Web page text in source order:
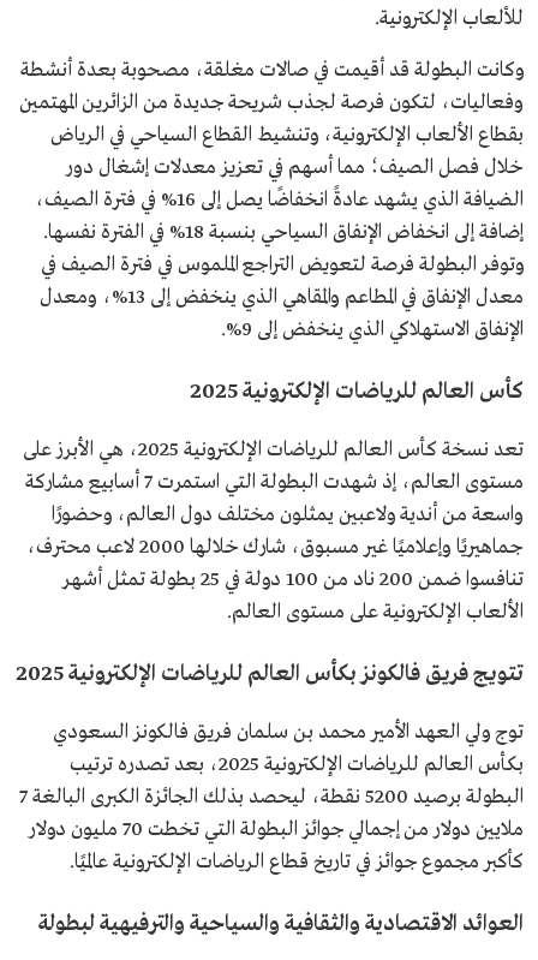
للألعاب الإلكترونية.
وكانت البطولة قد أقيمت في صالات مغلقة، مصحوبة بعدة أنشطة
وفعاليات، لتكون فرصة لجذب شريحة جديدة من الزائرين المهتمين
بقطاع الألعاب الإلكترونية، وتنشيط القطاع السياحي في الرياض
خلال فصل الصيف؛ مما أسهم في تعزيز معدلات إشغال دور
الضيافة الذي يشهد عادةً انخفاضًا يصل إلى 16% في فترة الصيف،
إضافة إلى انخفاض الإنفاق السياحي بنسبة 18% في الفترة نفسها.
وتوفر البطولة فرصة لتعويض التراجع الملموس في فترة الصيف في
معدل الإنفاق في المطاعم والمقاهي الذي ينخفض إلى 13%، ومعدل
الإنفاق الاستهلاكي الذي ينخفض إلى 9%.
كأس العالم للرياضات الإلكترونية 2025
تعد نسخة كأس العالم للرياضات الإلكترونية 2025، هي الأبرز على
مستوى العالم، إذ شهدت البطولة التي استمرت 7 أسابيع مشاركة
واسعة من أندية ولاعبين يمثلون مختلف دول العالم، وحضورًا
جماهيريًا وإعلاميًا غير مسبوق، شارك خلالها 2000 لاعب محترف،
تنافسوا ضمن 200 ناد من 100 دولة في 25 بطولة تمثل أشهر
الألعاب الإلكترونية على مستوى العالم.
تتويج فريق فالكونز بكأس العالم للرياضات الإلكترونية 2025
توج ولي العهد الأمير محمد بن سلمان فريق فالكونز السعودي
بكأس العالم للرياضات الإلكترونية 2025، بعد تصدره ترتيب
البطولة برصيد 5200 نقطة، ليحصد بذلك الجائزة الكبرى البالغة 7
ملايين دولار من إجمالي جوائز البطولة التي تخطت 70 مليون دولار
كأكبر مجموع جوائز في تاريخ قطاع الرياضات الإلكترونية عالميًا.
العوائد الاقتصادية والثقافية والسياحية والترفيهية لبطولة